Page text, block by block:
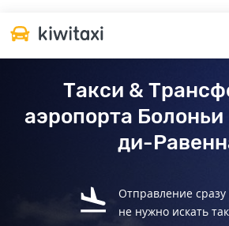
Такси &
аэропорта
ди-
Отправление
не нужно искать